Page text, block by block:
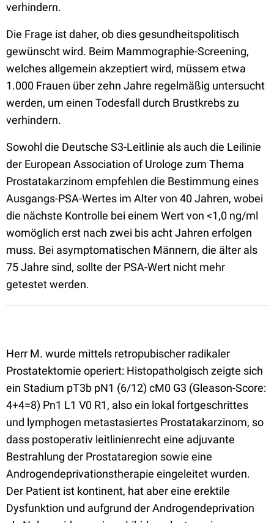
verhindern.
Die Frage ist daher, ob dies gesundheitspolitisch
gewünscht wird. Beim Mammographie-Screening,
welches allgemein akzeptiert wird, müssem etwa
1.000 Frauen über zehn Jahre regelmäßig untersucht
werden, um einen Todesfall durch Brustkrebs zu
verhindern.
Sowohl die Deutsche S3-Leitlinie als auch die Leilinie
der European Association of Urologe zum Thema
Prostatakarzinom empfehlen die Bestimmung eines
Ausgangs-PSA-Wertes im Alter von 40 Jahren, wobei
die nächste Kontrolle bei einem Wert von <1,0 ng/ml
womöglich erst nach zwei bis acht Jahren erfolgen
muss. Bei asymptomatischen Männern, die älter als
75 Jahre sind, sollte der PSA-Wert nicht mehr
getestet werden.
Herr M. wurde mittels retropubischer radikaler
Prostatektomie operiert: Histopatholgisch zeigte sich
ein Stadium pT3b pN1 (6/12) cM0 G3 (Gleason-Score:
4+4=8) Pn1 L1 V0 R1, also ein lokal fortgeschrittes
und lymphogen metastasiertes Prostatakarzinom, so
dass postoperativ leitlinienrecht eine adjuvante
Bestrahlung der Prostataregion sowie eine
Androgendeprivationstherapie eingeleitet wurden.
Der Patient ist kontinent, hat aber eine erektile
Dysfunktion und aufgrund der Androgendeprivation